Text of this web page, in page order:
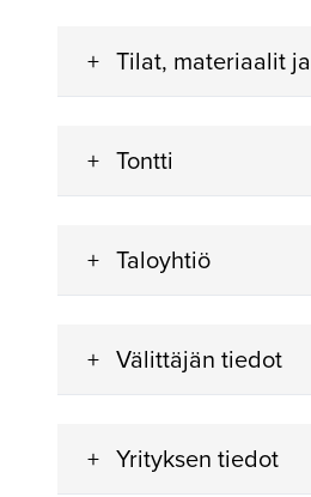
Tilat, materiaalit
Tontti
Taloyhtiö
Välittäjän tiedot
Yrityksen tiedot